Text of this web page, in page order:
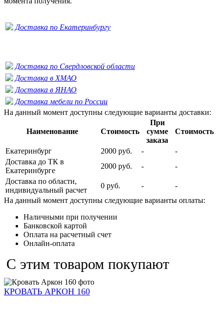
Доставка по Екатеринбургу
Доставка по Свердловской области
Доставка в ХМАО
Доставка в ЯНАО
Доставка мебели по России
На данный момент доступны следующие варианты доставки:
Наименование Стоимость
При
сумме
заказа
Стоимость
Екатеринбург 2000 руб. -
-
Доставка до ТК в
Екатеринбурге
2000 руб. -
-
Доставка по области,
индивидуальный расчет
0 руб. -
-
На данный момент доступны следующие варианты оплаты:
Наличными при получении
Банковской картой
Оплата на расчетный счет
Онлайн-оплата
С этим товаром покупают
КРОВАТЬ АРКОН 160